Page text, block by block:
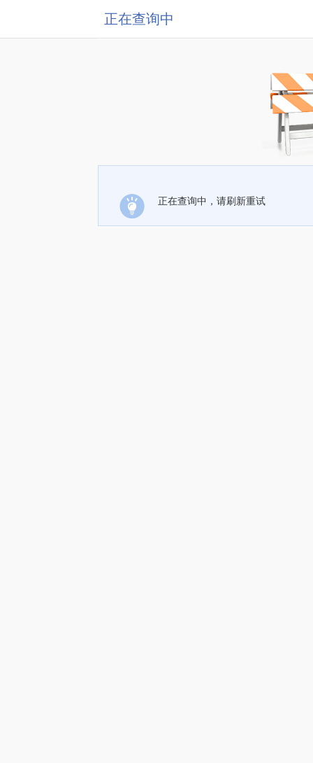
正在查询中
正在查询中，请刷新重试